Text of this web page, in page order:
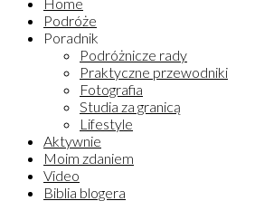
Podróże
Poradnik
Podróżnicze rady
Praktyczne przewodniki
Fotografia
Studia za granicą
Lifestyle
Aktywnie
Moim zdaniem
Video
Biblia blogera